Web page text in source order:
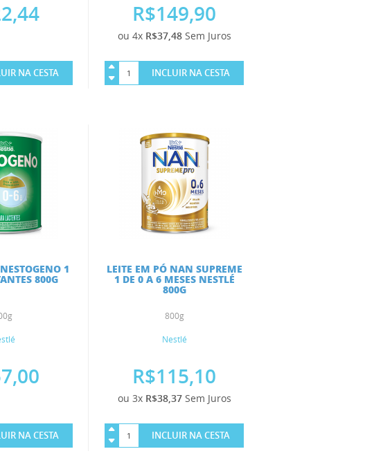
NA CESTA
R$149,90
ou 4x R$37,48 Sem Juros
INCLUIR NA CESTA
1
800G
NA CESTA
LEITE EM PÓ NAN SUPREME
1 DE 0 A 6 MESES NESTLÉ
800G
800g
Nestlé
R$115,10
ou 3x R$38,37 Sem Juros
INCLUIR NA CESTA